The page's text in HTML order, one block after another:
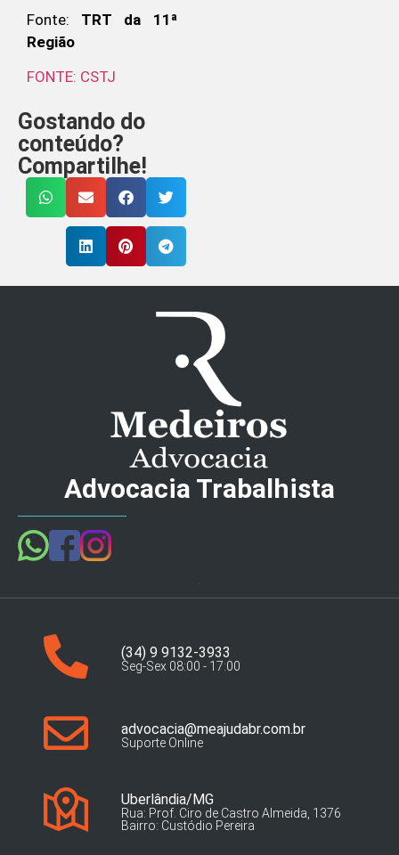
Fonte: TRT da 11ª
Região
FONTE: CSTJ
Gostando do
conteúdo?
Compartilhe!
Advocacia Trabalhista
(34) 9 9132-3933
Seg-Sex 08:00 - 17:00
advocacia@meajudabr.com.br
Suporte Online
Uberlândia/MG
Rua: Prof. Ciro de Castro Almeida, 1376
Bairro: Custódio Pereira